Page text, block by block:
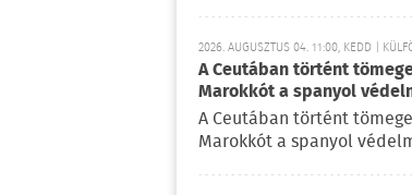
2026. AUGUSZTUS 04. 11:00, KEDD |
A Ceutában történt
Marokkót a spanyol
A Ceutában történt
Marokkót a spanyol